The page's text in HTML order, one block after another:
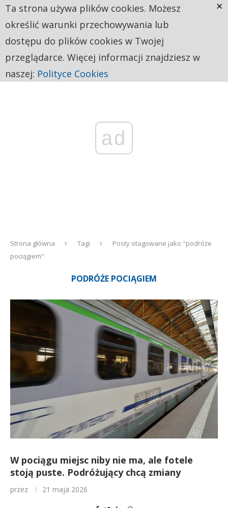
ad
Strona główna Tagi
Posty otagowane jako "podróże
pociągiem"
PODRÓŻE POCIĄGIEM
W pociągu miejsc niby nie ma, ale fotele
stoją puste. Podróżujący chcą zmiany
przez 21 maja 2026
Ta strona używa plików cookies. Możesz
określić warunki przechowywania lub
dostępu do plików cookies w Twojej
przeglądarce. Więcej informacji znajdziesz w
naszej: Polityce Cookies
×